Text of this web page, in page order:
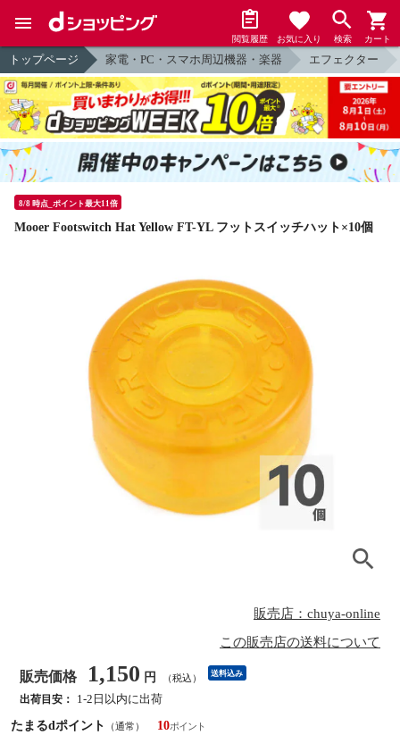
閲覧履歴 お気に入り 検索 カート
トップページ 家電・PC・スマホ周辺機器・楽器 エフェクター
8/8 時点_ポイント最大11倍
Mooer Footswitch Hat Yellow FT-YL フットスイッチハット×10個
販売店：chuya-online
この販売店の送料について
販売価格 1,150 円 （税込） 送料込み
出荷目安：
1-2日以内に出荷
たまるdポイント
（通常）
10